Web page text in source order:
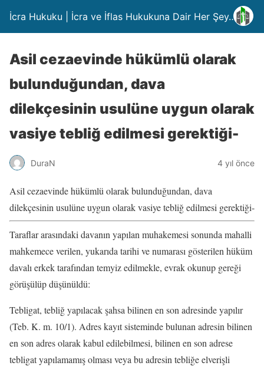
İcra Hukuku | İcra ve İflas Hukukuna Dair Her Şey….
Asil cezaevinde hükümlü olarak
bulunduğundan, dava
dilekçesinin usulüne uygun olarak
vasiye tebliğ edilmesi gerektiği-
DuraN 4 yıl önce
Asil cezaevinde hükümlü olarak bulunduğundan, dava
dilekçesinin usulüne uygun olarak vasiye tebliğ edilmesi gerektiği-
Taraflar arasındaki davanın yapılan muhakemesi sonunda mahalli
mahkemece verilen, yukarıda tarihi ve numarası gösterilen hüküm
davalı erkek tarafından temyiz edilmekle, evrak okunup gereği
görüşülüp düşünüldü:
Tebligat, tebliğ yapılacak şahsa bilinen en son adresinde yapılır
(Teb. K. m. 10/1). Adres kayıt sisteminde bulunan adresin bilinen
en son adres olarak kabul edilebilmesi, bilinen en son adrese
tebligat yapılamamış olması veya bu adresin tebliğe elverişli